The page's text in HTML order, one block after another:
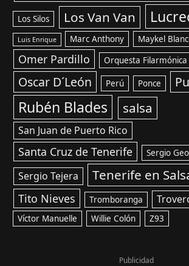
Los Silos Los Van Van
Luis Enrique Marc Anthony Maykel
Omer Pardillo Orquesta
Oscar D´León Perú Ponce
Rubén Blades salsa
San Juan de Puerto Rico
Santa Cruz de Tenerife Sergio
Sergio Tejera Tenerife en
Tito Nieves Tromboranga
Víctor Manuelle Willie Colón Z93
Publicidad